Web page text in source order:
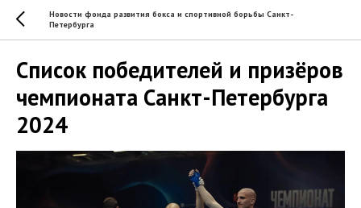
Новости фонда развития бокса и спортивной борьбы Санкт-
Петербурга
Список победителей и призёров
чемпионата Санкт-Петербурга
2024